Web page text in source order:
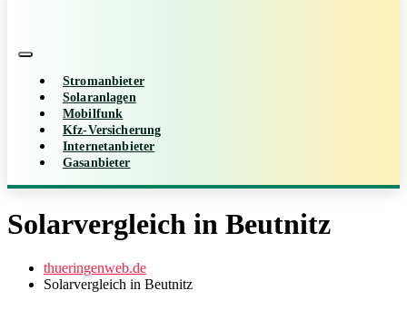
Stromanbieter
Solaranlagen
Mobilfunk
Kfz-Versicherung
Internetanbieter
Gasanbieter
Solarvergleich in Beutnitz
thueringenweb.de
Solarvergleich in Beutnitz